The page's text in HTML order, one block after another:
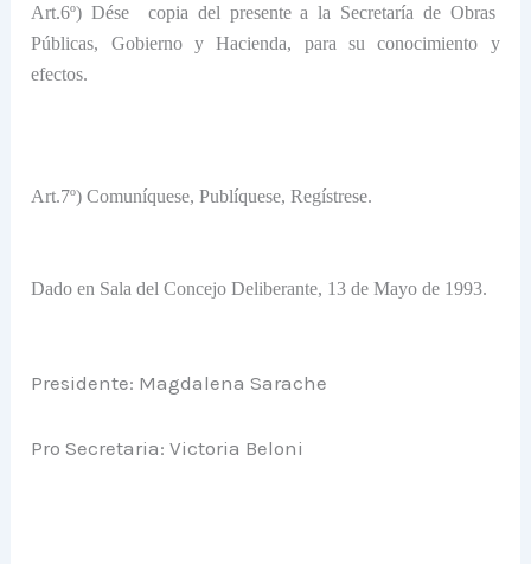
Art.6º) Dése copia del presente ala Secretaría de Obras
Públicas, Gobierno y Hacienda, para su conocimiento y
efectos.
Art.7º) Comuníquese, Publíquese, Regístrese.
Dado en Sala del Concejo Deliberante, 13 de Mayo de 1993.
Presidente: Magdalena Sarache
Pro Secretaria: Victoria Beloni